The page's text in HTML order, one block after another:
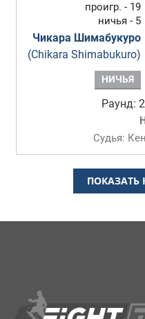
проигр. - 19
ничья - 5
Чикара Шимабукуро
(Chikara Shimabukuro)
НИЧЬЯ
Раунд: 2
Судья: